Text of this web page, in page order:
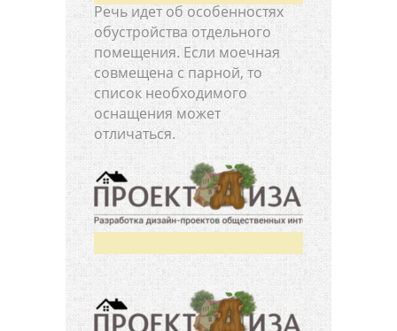
Речь идет об особенностях
обустройства отдельного
помещения. Если моечная
совмещена с парной, то
список необходимого
оснащения может
отличаться.